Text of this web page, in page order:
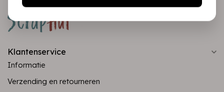
Klantenservice
Informatie
Verzending en retourneren